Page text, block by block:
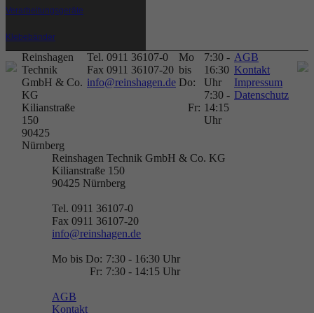
Verarbeitungsgeräte
Klebebänder
Reinshagen
Technik
GmbH & Co.
KG
Kilianstraße
150
90425
Nürnberg
Tel. 0911 36107-0
Fax 0911 36107-20
info@reinshagen.de
Mo
bis
Do:
7:30 -
16:30
Uhr
Fr:
7:30 -
14:15
Uhr
AGB
Kontakt
Impressum
Datenschutz
Reinshagen Technik GmbH & Co. KG
Kilianstraße 150
90425 Nürnberg
Tel. 0911 36107-0
Fax 0911 36107-20
info@reinshagen.de
Mo bis Do: 7:30 - 16:30 Uhr
Fr: 7:30 - 14:15 Uhr
AGB
Kontakt